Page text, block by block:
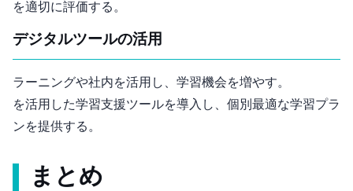
を適切に評価する。
3. デジタルツールの活用
eラーニングや社内SNSを活用し、学習機会を増やす。
AIを活用した学習支援ツールを導入し、個別最適な学習プラ
ンを提供する。
まとめ